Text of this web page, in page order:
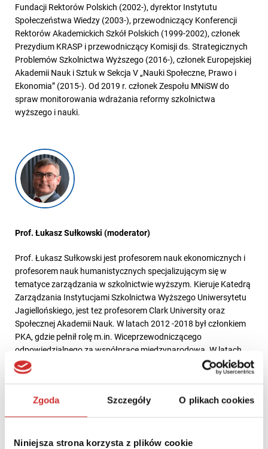
Zgoda Szczegóły O plikach cookies
Niniejsza strona korzysta z plików cookie
Fundacji Rektorów Polskich (2002-), dyrektor Instytutu
Społeczeństwa Wiedzy (2003-), przewodniczący Konferencji
Rektorów Akademickich Szkół Polskich (1999-2002), członek
Prezydium KRASP i przewodniczący Komisji ds. Strategicznych
Problemów Szkolnictwa Wyższego (2016-), członek Europejskiej
Akademii Nauk i Sztuk w Sekcja V „Nauki Społeczne, Prawo i
Ekonomia” (2015-). Od 2019 r. członek Zespołu MNiSW do
spraw monitorowania wdrażania reformy szkolnictwa
wyższego i nauki.
Prof. Łukasz Sułkowski (moderator)
Prof. Łukasz Sułkowski jest profesorem nauk ekonomicznych i
profesorem nauk humanistycznych specjalizującym się w
tematyce zarządzania w szkolnictwie wyższym. Kieruje Katedrą
Zarządzania Instytucjami Szkolnictwa Wyższego Uniwersytetu
Jagiellońskiego, jest tez profesorem Clark University oraz
Społecznej Akademii Nauk. W latach 2012 -2018 był członkiem
PKA, gdzie pełnił rolę m.in. Wiceprzewodniczącego
odpowiedzialnego za współpracę międzynarodową. W latach
2016 -2017 uczestniczył w pracach komisji opiniującej wyborów
zespołów przygotowujących projekty Ustawy 2.0 Autor ponad